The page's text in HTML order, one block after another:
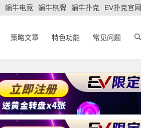
蜗牛电竞 蜗牛棋牌 蜗牛扑克 EV扑克官网
策略文章 特色功能 常见问题